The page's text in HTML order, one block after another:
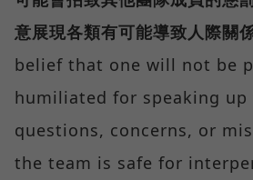
意展現各類有可能導致人際關
belief that one will not be
humiliated for speaking up
questions, concerns, or
the team is safe for